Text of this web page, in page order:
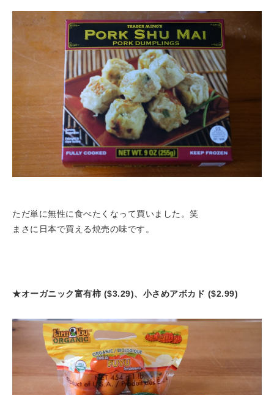
ただ単に無性に食べたくなって買いました。笑
まさに日本で買える焼売の味です。
★オーガニック富有柿 ($3.29)、小さめアボカド ($2.99)